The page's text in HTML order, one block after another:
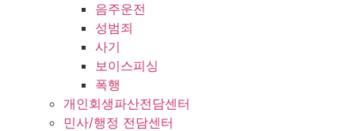
음주운전
성범죄
사기
보이스피싱
폭행
개인회생파산전담센터
민사/행정 전담센터